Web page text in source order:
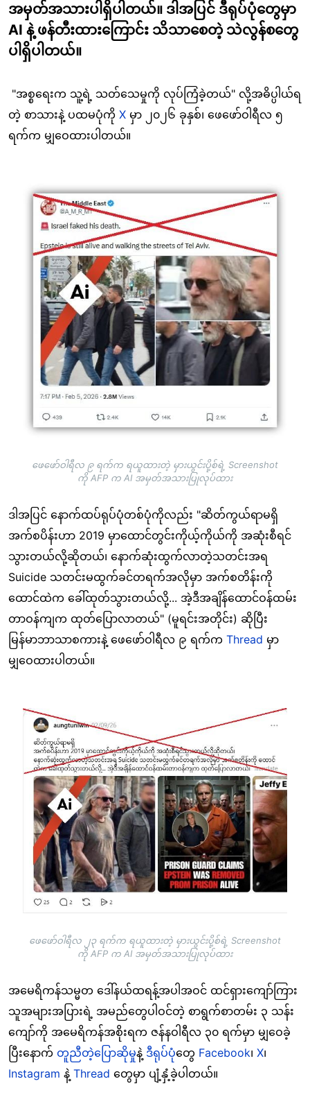
အမှတ်အသားပါရှိပါတယ်။ ဒါအပြင် ဒီရုပ်ပုံတွေမှာ
AI နဲ့ ဖန်တီးထားကြောင်း သိသာစေတဲ့ သဲလွန်စတွေ
ပါရှိပါတယ်။
"အစ္စရေးက သူ့ရဲ့ သတ်သေမှုကို လုပ်ကြံခဲ့တယ်" လို့အဓိပ္ပါယ်ရ
တဲ့ စာသားနဲ့ ပထမပုံကို X မှာ ၂၀၂၆ ခုနှစ်၊ ဖေဖော်ဝါရီလ ၅
ရက်က မျှဝေထားပါတယ်။
Image
ဖေဖော်ဝါရီလ ၉ ရက်က ရယူထားတဲ့ မှားယွင်းပို့စ်ရဲ့ Screenshot
ကို AFP က AI အမှတ်အသားပြုလုပ်ထား
ဒါအပြင် နောက်ထပ်ရုပ်ပုံတစ်ပုံကိုလည်း "ဆိတ်ကွယ်ရာမရှိ
အက်စပိန်းဟာ 2019 မှာထောင်တွင်းကိုယ့်ကိုယ်ကို အဆုံးစီရင်
သွားတယ်လို့ဆိုတယ်၊ နောက်ဆုံးထွက်လာတဲ့သတင်းအရ
Suicide သတင်းမထွက်ခင်တရက်အလိုမှာ အက်စတိန်းကို
ထောင်ထဲက ခေါ်ထုတ်သွားတယ်လို့... အဲ့ဒီအချိန်ထောင်ဝန်ထမ်း
တာဝန်ကျက ထုတ်ပြောလာတယ်" (မူရင်းအတိုင်း) ဆိုပြီး
မြန်မာဘာသာစကားနဲ့ ဖေဖော်ဝါရီလ ၉ ရက်က Thread မှာ
မျှဝေထားပါတယ်။
Image
ဖေဖော်ဝါရီလ ၂၃ ရက်က ရယူထားတဲ့ မှားယွင်းပို့စ်ရဲ့ Screenshot
ကို AFP က AI အမှတ်အသားပြုလုပ်ထား
အမေရိကန်သမ္မတ ဒေါ်နယ်ထရန့်အပါအဝင် ထင်ရှားကျော်ကြား
သူအများအပြားရဲ့ အမည်တွေပါဝင်တဲ့ စာရွက်စာတမ်း ၃ သန်း
ကျော်ကို အမေရိကန်အစိုးရက ဇန်နဝါရီလ ၃၀ ရက်မှာ မျှဝေခဲ့
ပြီးနောက် တူညီတဲ့ပြောဆိုမှုနဲ့ ဒီရုပ်ပုံတွေ Facebook၊ X၊
Instagram နဲ့ Thread တွေမှာ ပျံ့နှံ့ခဲ့ပါတယ်။